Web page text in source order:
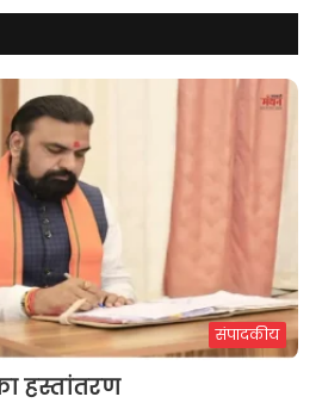
संपादकीय
हस्तांतरण